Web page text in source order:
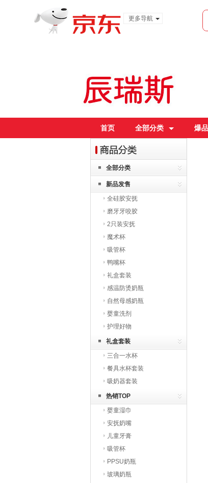
更多导航
首页 全部分类 爆
全部分类
新品发售
全硅胶安抚
磨牙牙咬胶
2只装安抚
魔术杯
吸管杯
鸭嘴杯
礼盒套装
感温防烫奶瓶
自然母感奶瓶
婴童洗剂
护理好物
礼盒套装
三合一水杯
餐具水杯套装
吸奶器套装
热销TOP
婴童湿巾
安抚奶嘴
儿童牙膏
吸管杯
PPSU奶瓶
玻璃奶瓶